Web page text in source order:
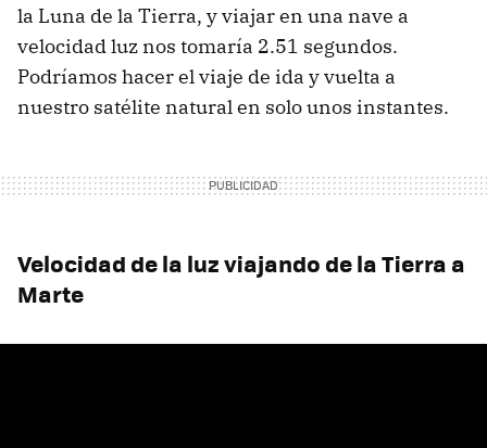
la Luna de la Tierra, y viajar en una nave a
velocidad luz nos tomaría 2.51 segundos.
Podríamos hacer el viaje de ida y vuelta a
nuestro satélite natural en solo unos instantes.
Velocidad de la luz viajando de la Tierra a
Marte